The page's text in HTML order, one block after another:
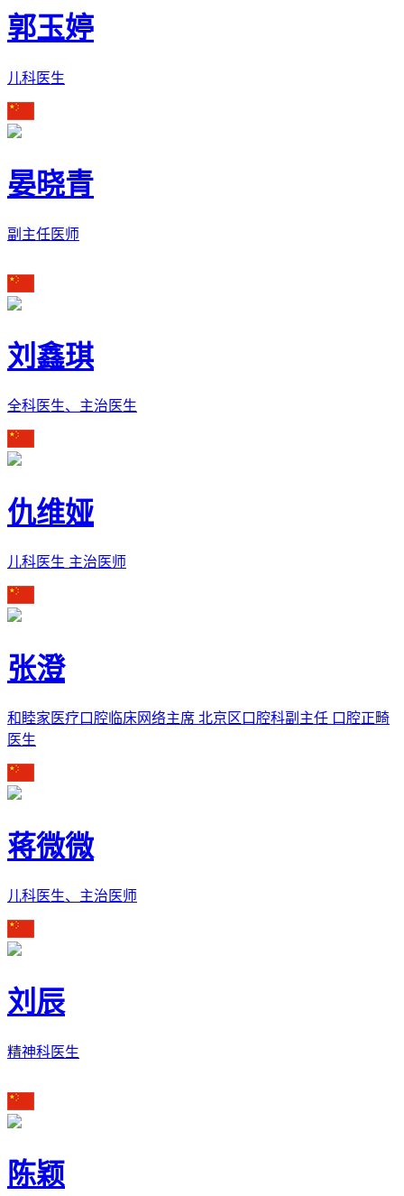
郭玉婷
儿科医生
晏晓青
副主任医师
刘鑫琪
全科医生、主治医生
仇维娅
儿科医生 主治医师
张澄
和睦家医疗口腔临床网络主席 北京区口腔科副主任 口腔正畸
医生
蒋微微
儿科医生、主治医师
刘辰
精神科医生
陈颖